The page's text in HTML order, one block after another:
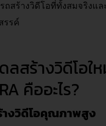
ถสร้างวิดีโอที่ทั้งสมจริงแล
รรค์
ลสร้างวิดีโอใ
คืออะไร?
างวิดีโอคุณภาพสูง